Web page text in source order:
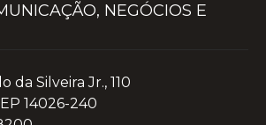
NEGÓCIOS E
da Silveira Jr., 110
14026-240